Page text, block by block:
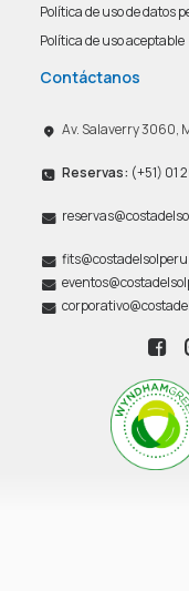
Política de uso de datos
Política de uso aceptable
Contáctanos
Av. Salaverry 3060,
Reservas: (+51) 01